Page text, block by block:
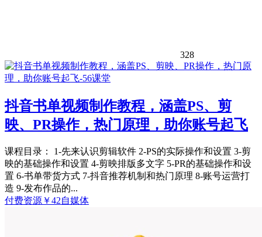
328
抖音书单视频制作教程，涵盖PS、剪
映、PR操作，热门原理，助你账号起飞
课程目录： 1-先来认识剪辑软件 2-PS的实际操作和设置 3-剪
映的基础操作和设置 4-剪映排版多文字 5-PR的基础操作和设
置 6-书单带货方式 7-抖音推荐机制和热门原理 8-账号运营打
造 9-发布作品的...
付费资源 ￥42自媒体